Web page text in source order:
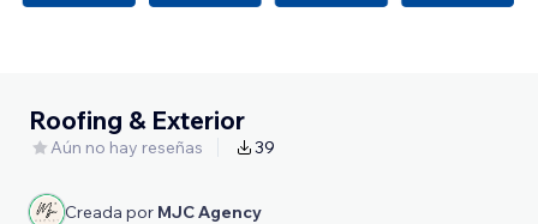
Roofing & Exterior
Aún no hay reseñas 39
Creada por MJC Agency